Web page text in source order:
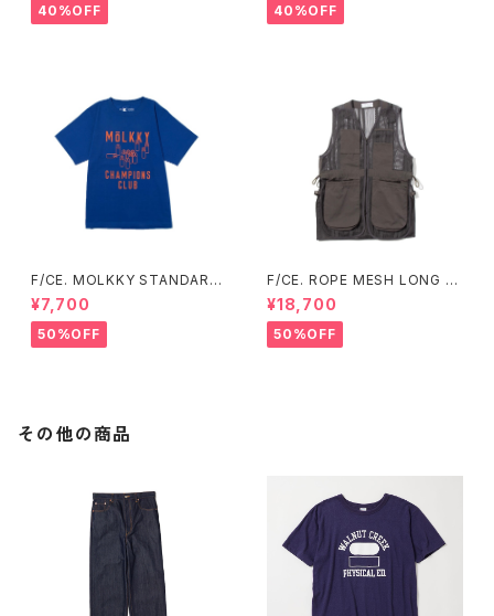
40%OFF 40%OFF
F/CE. MOLKKY STANDARD
T
¥7,700
50%OFF
F/CE. ROPE MESH LONG V
EST (Ecru、Charcoal)
¥18,700
50%OFF
その他の商品